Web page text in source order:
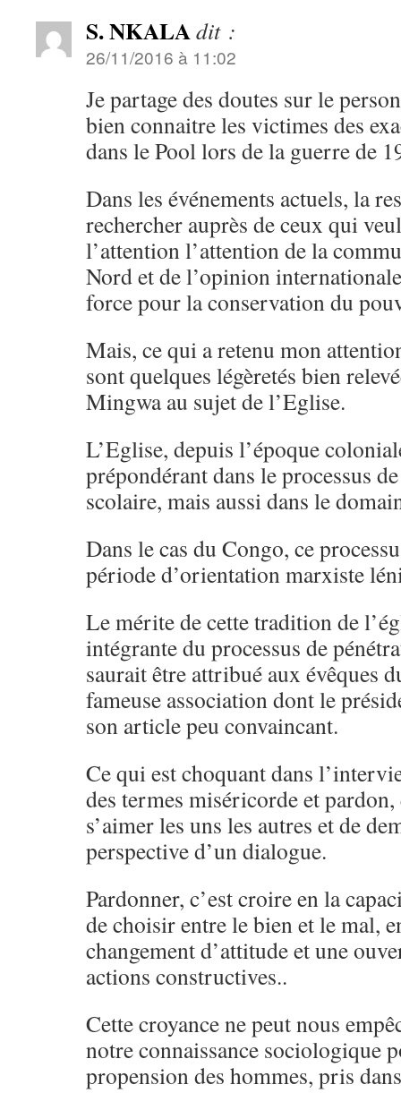
S. NKALAdit :
26/11/2016 à 11:02
Je partage des doutes sur le
bien connaitre les victimes des
dans le Pool lors de la guerre de
Dans les événements actuels, la
rechercher auprès de ceux qui
l’attention l’attention de la
Nord et de l’opinion
force pour la conservation du
Mais, ce qui a retenu mon
sont quelques légèretés bien
Mingwa au sujet de l’Eglise.
L’Eglise, depuis l’époque
prépondérant dans le processus
scolaire, mais aussi dans le
Dans le cas du Congo, ce
période d’orientation marxiste
Le mérite de cette tradition de
intégrante du processus de
saurait être attribué aux évêques
fameuse association dont le
son article peu convaincant.
Ce qui est choquant dans
des termes miséricorde et
s’aimer les uns les autres et de
perspective d’un dialogue.
Pardonner, c’est croire en la
de choisir entre le bien et le mal,
changement d’attitude et une
actions constructives..
Cette croyance ne peut nous
notre connaissance sociologique
propension des hommes, pris